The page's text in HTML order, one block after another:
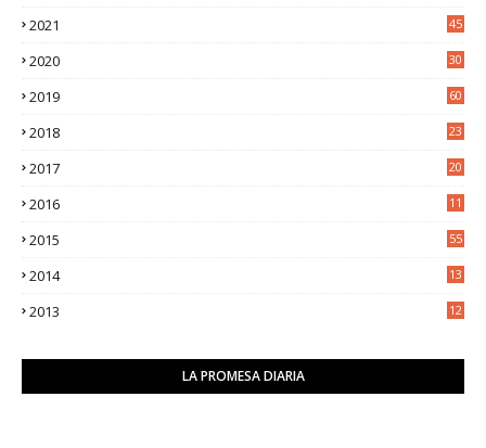
2021
45
2020
30
2019 60
2018
23
2017
20
2016
11
2015 55
2014
13
2013
12
LA PROMESA DIARIA